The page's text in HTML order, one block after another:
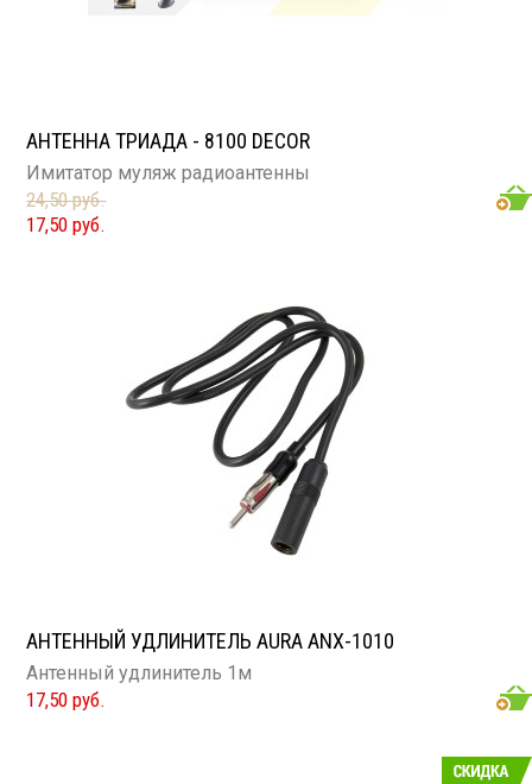
АНТЕННА ТРИАДА - 8100 DECOR
Имитатор муляж радиоантенны
24,50 руб.
17,50 руб.
АНТЕННЫЙ УДЛИНИТЕЛЬ AURA ANX-1010
Антенный удлинитель 1м
17,50 руб.